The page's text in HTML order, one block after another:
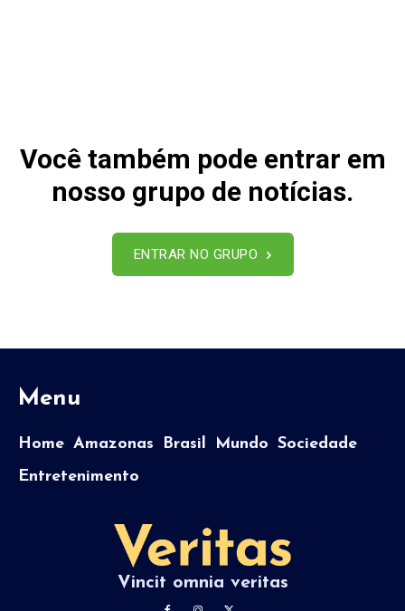
Você também pode entrar em
nosso grupo de notícias.
ENTRAR NO GRUPO
Menu
Home Amazonas Brasil Mundo Sociedade
Entretenimento
Vincit omnia veritas